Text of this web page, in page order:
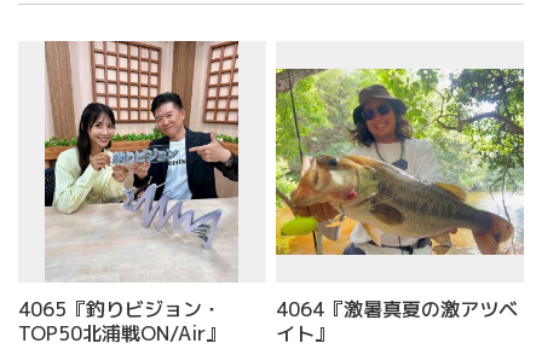
4065『釣りビジョン・
TOP50北浦戦ON/Air』
4064『激暑真夏の激アツベ
イト』